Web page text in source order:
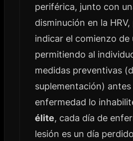
periférica, junto con
disminución en la
indicar el comienzo de
permitiendo al
medidas preventivas
suplementación) antes
enfermedad lo
élite, cada día de
lesión es un día